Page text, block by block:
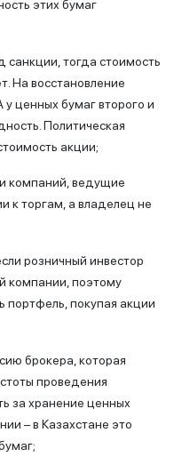
этих бумаг
санкции, тогда стоимость
На восстановление
ценных бумаг второго и
Политическая
акции;
компаний, ведущие
к торгам, а владелец не
розничный инвестор
компании, поэтому
покупая акции
брокера, которая
проведения
за хранение ценных
– в Казахстане это